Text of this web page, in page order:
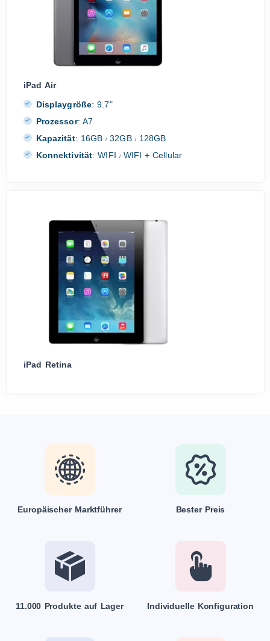
iPad Air
Displaygröße: 9.7"
Prozessor: A7
Kapazität: 16GB/ 32GB /128GB
Konnektivität: WIFI /WIFI + Cellular
iPad Retina
Europäischer Marktführer Bester Preis
11.000 Produkte auf Lager Individuelle Konfiguration